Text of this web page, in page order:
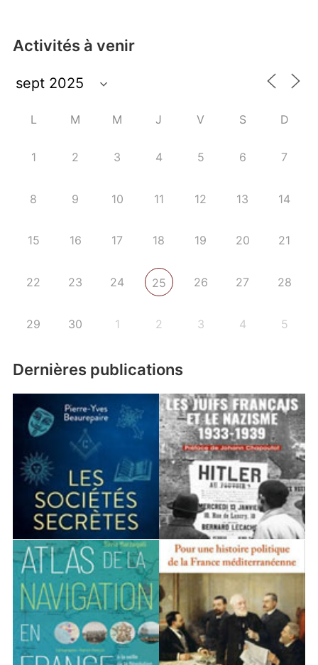
Activités à venir
L M M J V S D
1 2 3 4 5 6 7
8 9 10 11 12 13 14
15 16 17 18 19 20 21
22 23 24 25 26 27 28
29 30 1 2 3 4 5
Dernières publications